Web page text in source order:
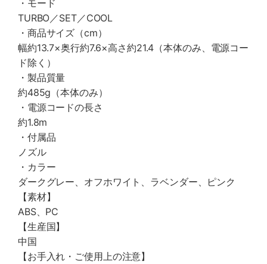
・モード
TURBO／SET／COOL
・商品サイズ（cm）
幅約13.7×奥行約7.6×高さ約21.4（本体のみ、電源コー
ド除く）
・製品質量
約485g（本体のみ）
・電源コードの長さ
約1.8m
・付属品
ノズル
・カラー
ダークグレー、オフホワイト、ラベンダー、ピンク
【素材】
ABS、PC
【生産国】
中国
【お手入れ・ご使用上の注意】